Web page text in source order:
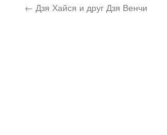
← Дзя Хайся и друг Дзя Венчи